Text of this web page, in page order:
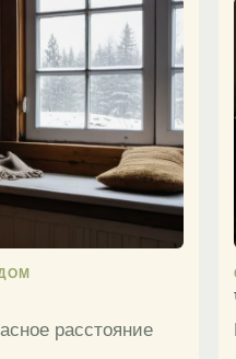
расстояние